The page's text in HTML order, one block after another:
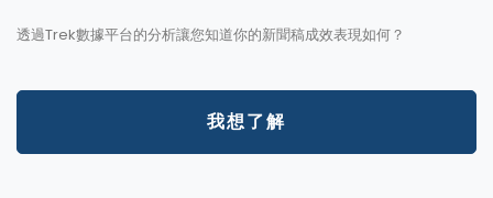
透過Trek數據平台的分析讓您知道你的新聞稿成效表現如何？
我想了解